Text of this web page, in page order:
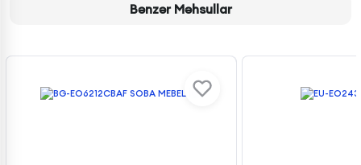
Bənzər Məhsullar